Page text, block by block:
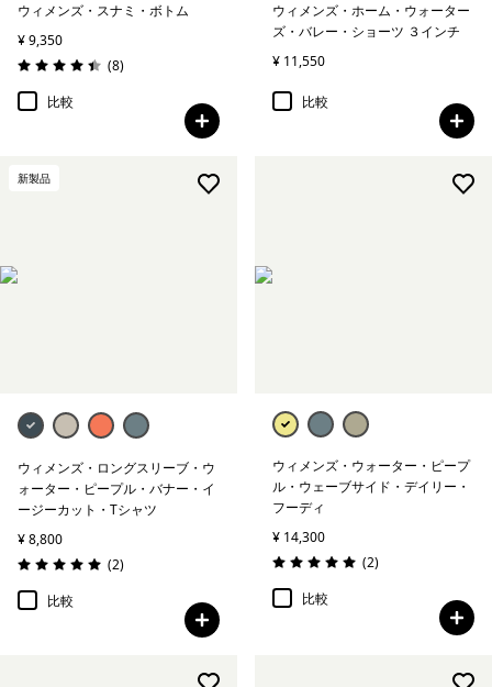
ウィメンズ・スナミ・ボトム
¥ 9,350
評価: 4.4 / 5
(8レビュー
)
比較
ウィメンズ・ホーム・ウォーター
ズ・バレー・ショーツ ３インチ
¥ 11,550
比較
新製品
ウィメンズ・ロングスリーブ・ウ
ォーター・ピープル・バナー・イ
ージーカット・Tシャツ
¥ 8,800
評価: 5.0 / 5
(2レビュー
)
比較
ウィメンズ・ウォーター・ピープ
ル・ウェーブサイド・デイリー・
フーディ
¥ 14,300
評価: 5.0 / 5
(2レビュー
)
比較